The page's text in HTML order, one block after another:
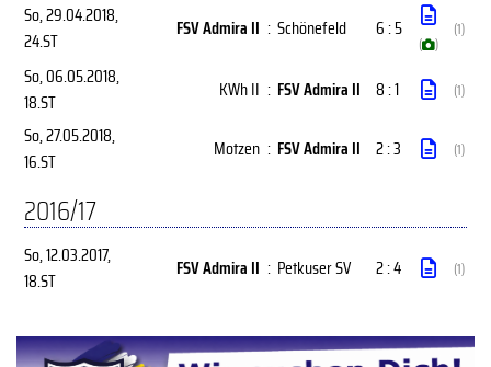
So, 29.04.2018,
24.ST
FSV Admira II : Schönefeld 6 : 5
( )
(1)
So, 06.05.2018,
18.ST
KWh II : FSV Admira II 8 : 1 (1)
So, 27.05.2018,
16.ST
Motzen : FSV Admira II 2 : 3 (1)
2016/17
So, 12.03.2017,
18.ST
FSV Admira II : Petkuser SV 2 : 4 (1)